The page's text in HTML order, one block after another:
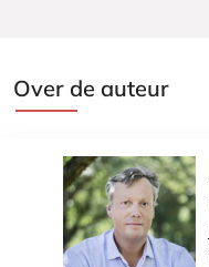
Over de auteur